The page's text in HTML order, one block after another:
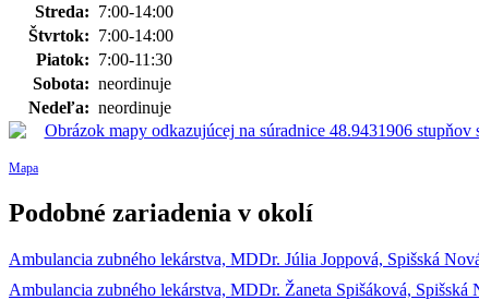
Streda: 7:00-14:00
Štvrtok: 7:00-14:00
Piatok: 7:00-11:30
Sobota: neordinuje
Nedeľa: neordinuje
Mapa
Podobné zariadenia v okolí
Ambulancia zubného lekárstva, MDDr. Júlia Joppová, Spišská
Ambulancia zubného lekárstva, MDDr. Žaneta Spišáková, Spišská